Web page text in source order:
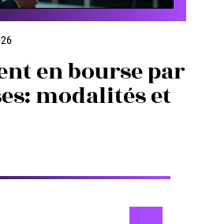
en bourse par
modalités et